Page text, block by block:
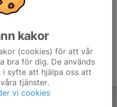
kakor
(cookies) för att vår
bra för dig. De används
i syfte att hjälpa oss att
tjänster.
vi cookies